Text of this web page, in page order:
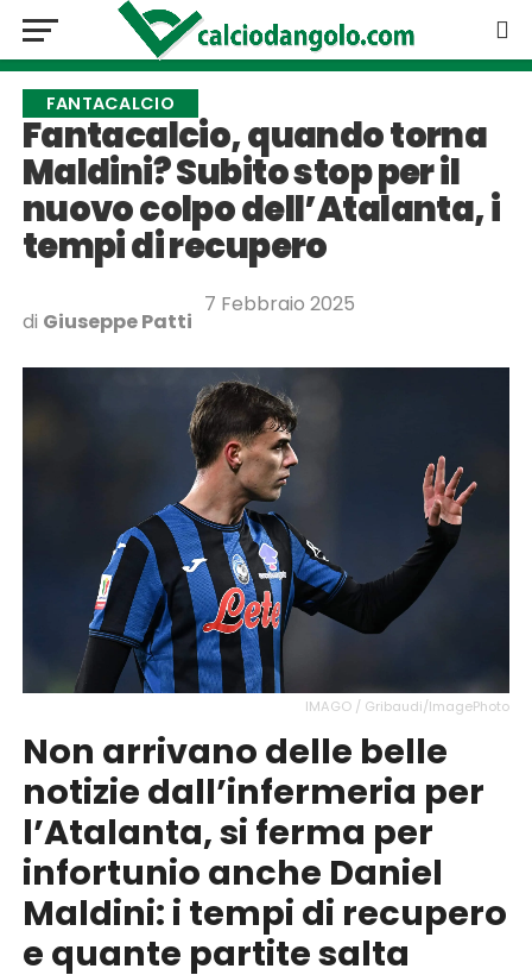
FANTACALCIO
Fantacalcio, quando torna
Maldini? Subito stop per il
nuovo colpo dell’Atalanta, i
tempi di recupero
di Giuseppe Patti
7 Febbraio 2025
IMAGO / Gribaudi/ImagePhoto
Non arrivano delle belle
notizie dall’infermeria per
l’Atalanta, si ferma per
infortunio anche Daniel
Maldini: i tempi di recupero
e quante partite salta